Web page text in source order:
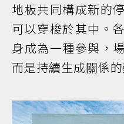
地板共同構成新的
可以穿梭於其中。
身成為一種參與，
而是持續生成關係